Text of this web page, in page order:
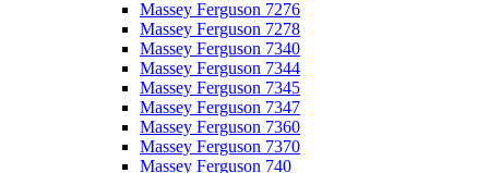
Massey Ferguson 7276
Massey Ferguson 7278
Massey Ferguson 7340
Massey Ferguson 7344
Massey Ferguson 7345
Massey Ferguson 7347
Massey Ferguson 7360
Massey Ferguson 7370
Massey Ferguson 740